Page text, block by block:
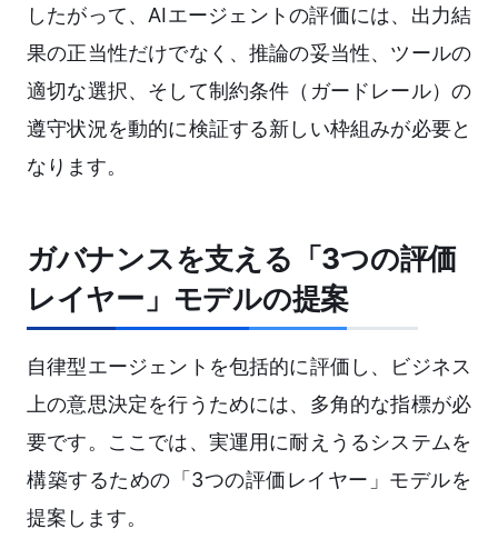
したがって、AIエージェントの評価には、出力結
果の正当性だけでなく、推論の妥当性、ツールの
適切な選択、そして制約条件（ガードレール）の
遵守状況を動的に検証する新しい枠組みが必要と
なります。
ガバナンスを支える「3つの評価
レイヤー」モデルの提案
自律型エージェントを包括的に評価し、ビジネス
上の意思決定を行うためには、多角的な指標が必
要です。ここでは、実運用に耐えうるシステムを
構築するための「3つの評価レイヤー」モデルを
提案します。